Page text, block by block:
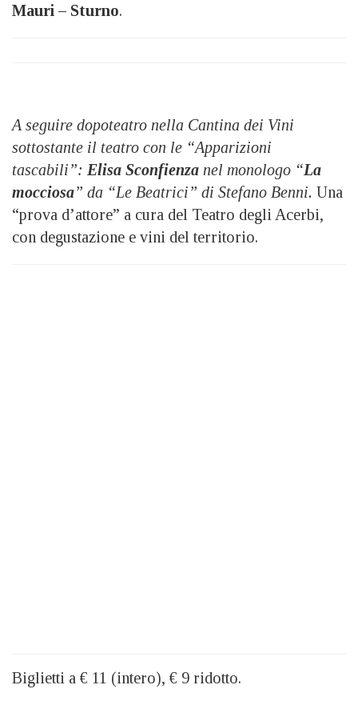
Mauri – Sturno.
A seguire dopoteatro nella Cantina dei Vini
sottostante il teatro con le “Apparizioni
tascabili”: Elisa Sconfienza nel monologo “La
mocciosa” da “Le Beatrici” di Stefano Benni. Una
“prova d’attore” a cura del Teatro degli Acerbi,
con degustazione e vini del territorio.
Biglietti a € 11 (intero), € 9 ridotto.